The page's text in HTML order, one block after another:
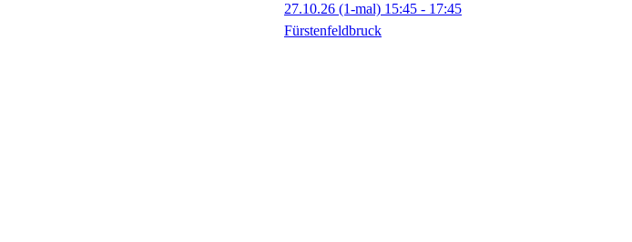
27.10.26 (1-mal) 15:45 - 17:45
Fürstenfeldbruck